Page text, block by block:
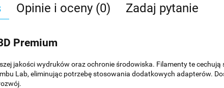
Opinie i oceny (0) Zadaj pytanie
Premium
jakości wydruków oraz ochronie środowiska. Filamenty te cechują
Lab, eliminując potrzebę stosowania dodatkowych adapterów.